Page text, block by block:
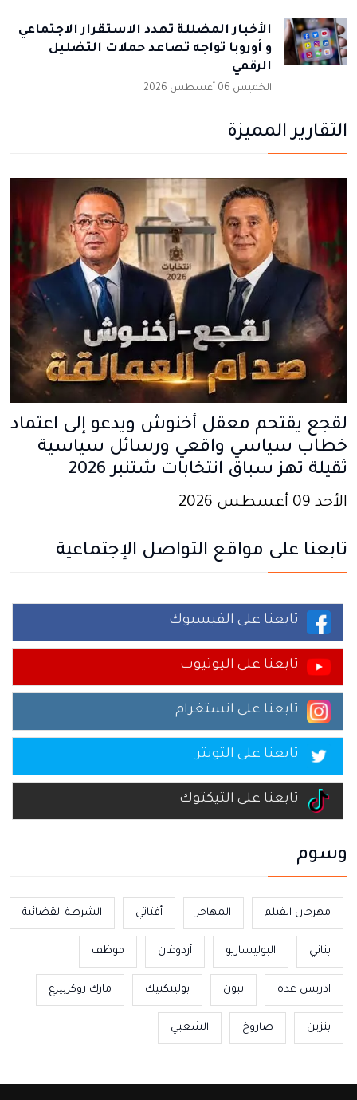
الأخبار المضللة تهدد الاستقرار الاجتماعي
و أوروبا تواجه تصاعد حملات التضليل
الرقمي
الخميس 06 أغسطس 2026
التقارير المميزة
لقجع يقتحم معقل أخنوش ويدعو إلى اعتماد
خطاب سياسي واقعي ورسائل سياسية
ثقيلة تهز سباق انتخابات شتنبر 2026
الأحد 09 أغسطس 2026
تابعنا على مواقع التواصل الإجتماعية
تابعنا على الفيسبوك
تابعنا على اليوتيوب
تابعنا على انستغرام
تابعنا على التويتر
تابعنا على التيكتوك
وسوم
مهرجان الفيلم المهاحر أفتاتي الشرطة القضائية
بناني البوليساريو أردوغان موظف
ادريس عدة تبون بوليتكنيك مارك زوكربيرغ
بنزين صاروخ الشعبي